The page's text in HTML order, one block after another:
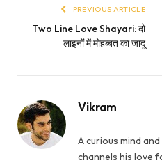
PREVIOUS ARTICLE
Two Line Love Shayari: दो
लाइनों में मोहब्बत का जादू
Vikram
A curious mind
channels his love